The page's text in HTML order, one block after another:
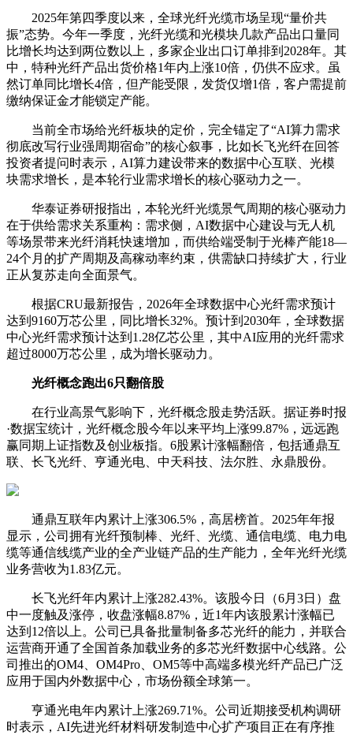
2025年第四季度以来，全球光纤光缆市场呈现“量价共
振”态势。今年一季度，光纤光缆和光模块几款产品出口量同
比增长均达到两位数以上，多家企业出口订单排到2028年。其
中，特种光纤产品出货价格1年内上涨10倍，仍供不应求。虽
然订单同比增长4倍，但产能受限，发货仅增1倍，客户需提前
缴纳保证金才能锁定产能。
当前全市场给光纤板块的定价，完全锚定了“AI算力需求
彻底改写行业强周期宿命”的核心叙事，比如长飞光纤在回答
投资者提问时表示，AI算力建设带来的数据中心互联、光模
块需求增长，是本轮行业需求增长的核心驱动力之一。
华泰证券研报指出，本轮光纤光缆景气周期的核心驱动力
在于供给需求关系重构：需求侧，AI数据中心建设与无人机
等场景带来光纤消耗快速增加，而供给端受制于光棒产能18—
24个月的扩产周期及高稼动率约束，供需缺口持续扩大，行业
正从复苏走向全面景气。
根据CRU最新报告，2026年全球数据中心光纤需求预计
达到9160万芯公里，同比增长32%。预计到2030年，全球数据
中心光纤需求预计达到1.28亿芯公里，其中AI应用 的光纤需求
超过8000万芯公里，成为增长驱动力 。
光纤概念跑出6只翻倍股
在行业高景气影响下， 光纤概念股走势活跃。据证券时报
·数据宝统计， 光纤概念股今年以来平均上涨99.87%，远远跑
赢同期上证指数及创业板指。6股累计涨幅翻倍，包括通鼎互
联
长飞光纤 亨通光电 中天科技 法尔胜 永鼎股份。
通鼎互联年内累计上涨306.5%，高居榜首。2025年年报
显示，公司拥有光纤预制棒、光纤、光缆、 通信电缆、 电力电
缆等通信线缆产业的全产业链产品的生产能力，全年光纤光缆
业务营收为1.83亿元。
长飞光纤年内累计上涨282.43%。该股今日（6月3日）盘
中一度触及涨停，收盘涨幅8.87%，近1年内该股累计涨幅已
达到12倍以上。公司已具备批量制备多芯光纤的能力，并联合
运营商开通了全国首条加载业务的多芯光纤数据中心线路。公
司推出的OM4、OM4Pro、OM5等中高端多模光纤产品已广泛
应用于国内外数据中心，市场份额全球第一。
亨通光电年内累计上涨269.71%。公司近期接受机构调研
时表示，AI先进光纤材料研发制造中心扩产项目正在有序推